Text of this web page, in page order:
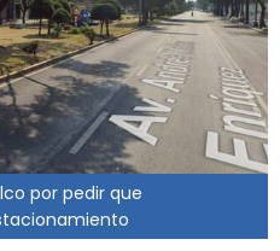
por pedir que